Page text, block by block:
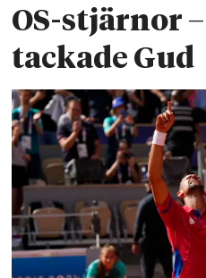
OS-stjärnor
tackade Gud